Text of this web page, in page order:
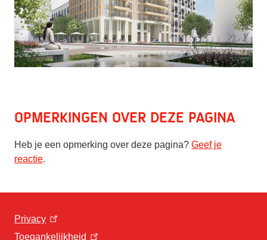
Opmerkingen over deze pagina
Heb je een opmerking over deze pagina? Geef je
reactie.
Privacy
Toegankelijkheid